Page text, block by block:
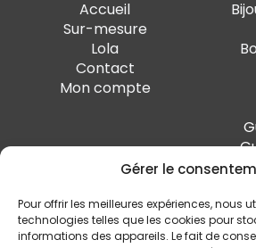
Gérer le
Pour offrir les meilleures expériences, nous
technologies telles que les cookies pour
informations des appareils. Le fait de
Accueil
Sur-mesure
Lola
Contact
Mon compte